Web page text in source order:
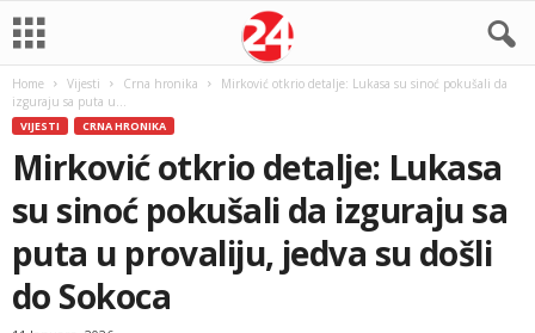
Home Vijesti Crna hronika
Mirković otkrio detalje: Lukasa su sinoć pokušali da
izguraju sa puta u...
VIJESTI CRNA HRONIKA
Mirković otkrio detalje: Lukasa
su sinoć pokušali da izguraju sa
puta u provaliju, jedva su došli
do Sokoca